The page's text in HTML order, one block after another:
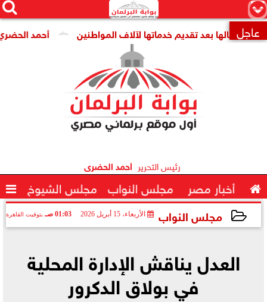
×


 عاجل أحمد الحضري بعد تقديم خدماتها لآلاف المواطنين
رئيس التحرير أحمد الحضرى
 أخبار مصر مجلس النواب مجلس الشيوخ 
مجلس النواب الأربعاء، 15 أبريل 2026 01:03 صـ بتوقيت القاهرة
العدل يناقش الإدارة المحلية
في بولاق الدكرور